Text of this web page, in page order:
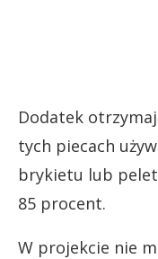
Dodatek
tych piecach
brykietu lub
85 procent.
W projekcie nie